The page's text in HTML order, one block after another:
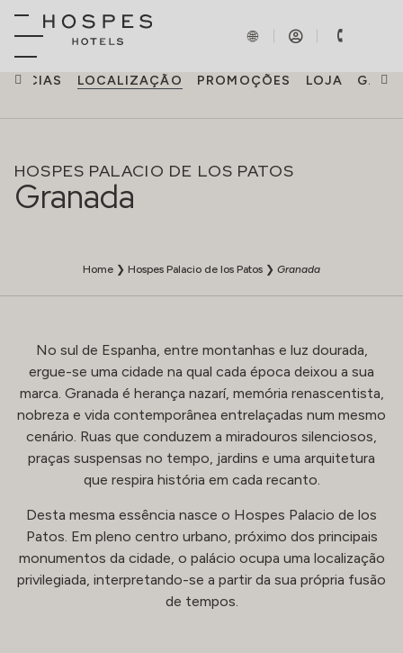
LOCALIZAÇÃO PROMOÇÕES LOJA
HOSPES PALACIO DE LOS PATOS
Granada
Home ❯ Hospes Palacio de los Patos ❯ Granada
No sul de Espanha, entre montanhas e luz dourada,
ergue-se uma cidade na qual cada época deixou a sua
marca. Granada é herança nazarí, memória renascentista,
nobreza e vida contemporânea entrelaçadas num mesmo
cenário. Ruas que conduzem a miradouros silenciosos,
praças suspensas no tempo, jardins e uma arquitetura
que respira história em cada recanto.
Desta mesma essência nasce o Hospes Palacio de los
Patos. Em pleno centro urbano, próximo dos principais
monumentos da cidade, o palácio ocupa uma localização
privilegiada, interpretando-se a partir da sua própria fusão
de tempos.